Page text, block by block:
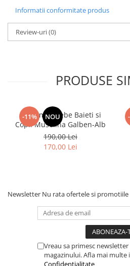
Informatii conformitate produs
Review-uri(0)
PRODUSE
-11% NOU
Costumas Bebe Baieti si
Copii Muselina Galben-Alb
190,00 Lei
170,00 Lei
Newsletter Nu rata ofertele si
Vreau sa primesc
magazinului. Afla mai multe
Confidentialitate